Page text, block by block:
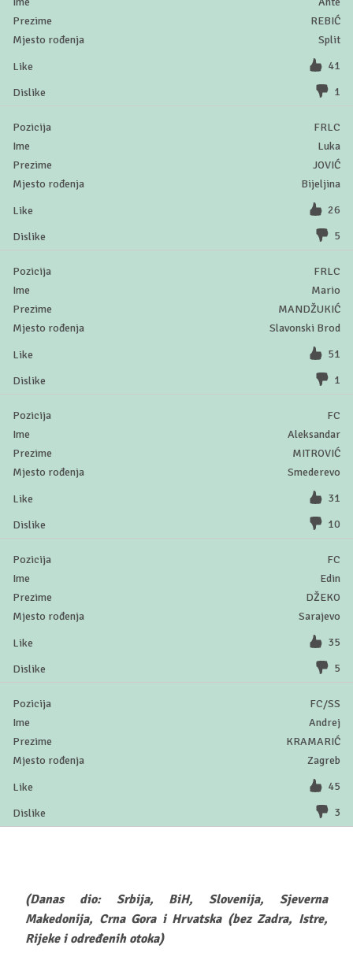
REBIĆ
Split
41
1
FRLC
Luka
JOVIĆ
Bijeljina
26
5
FRLC
Mario
MANDŽUKIĆ
Slavonski Brod
51
1
FC
Aleksandar
MITROVIĆ
Smederevo
31
10
FC
Edin
DŽEKO
Sarajevo
35
5
FC/SS
Andrej
KRAMARIĆ
Zagreb
45
3
(Danas dio: Srbija, BiH, Slovenija, Sjeverna
Makedonija, Crna Gora i Hrvatska (bez Zadra, Istre,
Rijeke i određenih otoka)